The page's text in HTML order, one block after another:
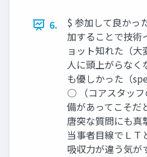
6.
$ 参加して良かっ
加することで技術
ョット知れた（
人に頭上がらな
も優しかった（
○ （コアスタッフ
備があってこそ
唐突な質問にも
当事者目線でＬ
吸収力が違う気が